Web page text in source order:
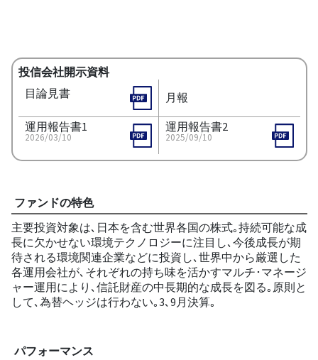
投信会社開示資料
目論見書
月報
運用報告書1
2026/03/10
運用報告書2
2025/09/10
ファンドの特色
主要投資対象は､日本を含む世界各国の株式｡持続可能な成
長に欠かせない環境テクノロジーに注目し､今後成長が期
待される環境関連企業などに投資し､世界中から厳選した
各運用会社が､それぞれの持ち味を活かすマルチ･マネージ
ャー運用により､信託財産の中長期的な成長を図る｡原則と
して､為替ヘッジは行わない｡3､9月決算｡
パフォーマンス